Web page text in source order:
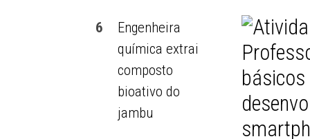
6
Engenheira
química extrai
composto
bioativo do
jambu